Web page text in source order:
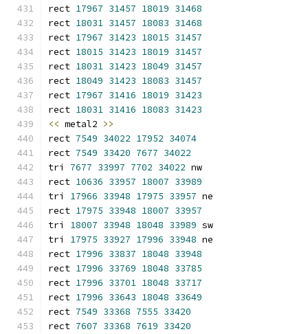
rect 17967 31457 18019 31468
rect 18031 31457 18083 31468
rect 17967 31423 18015 31457
rect 18015 31423 18019 31457
rect 18031 31423 18049 31457
rect 18049 31423 18083 31457
rect 17967 31416 18019 31423
rect 18031 31416 18083 31423
<< metal2 >>
rect 7549 34022 17952 34074
rect 7549 33420 7677 34022
tri 7677 33997 7702 34022 nw
rect 10636 33957 18007 33989
tri 17966 33948 17975 33957 ne
rect 17975 33948 18007 33957
tri 18007 33948 18048 33989 sw
tri 17975 33927 17996 33948 ne
rect 17996 33837 18048 33948
rect 17996 33769 18048 33785
rect 17996 33701 18048 33717
rect 17996 33643 18048 33649
rect 7549 33368 7555 33420
rect 7607 33368 7619 33420